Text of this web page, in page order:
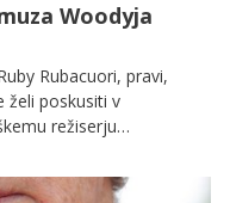
Woodyja
Rubacuori, pravi,
želi poskusiti v
režiserju
tolažbo ter da želi v